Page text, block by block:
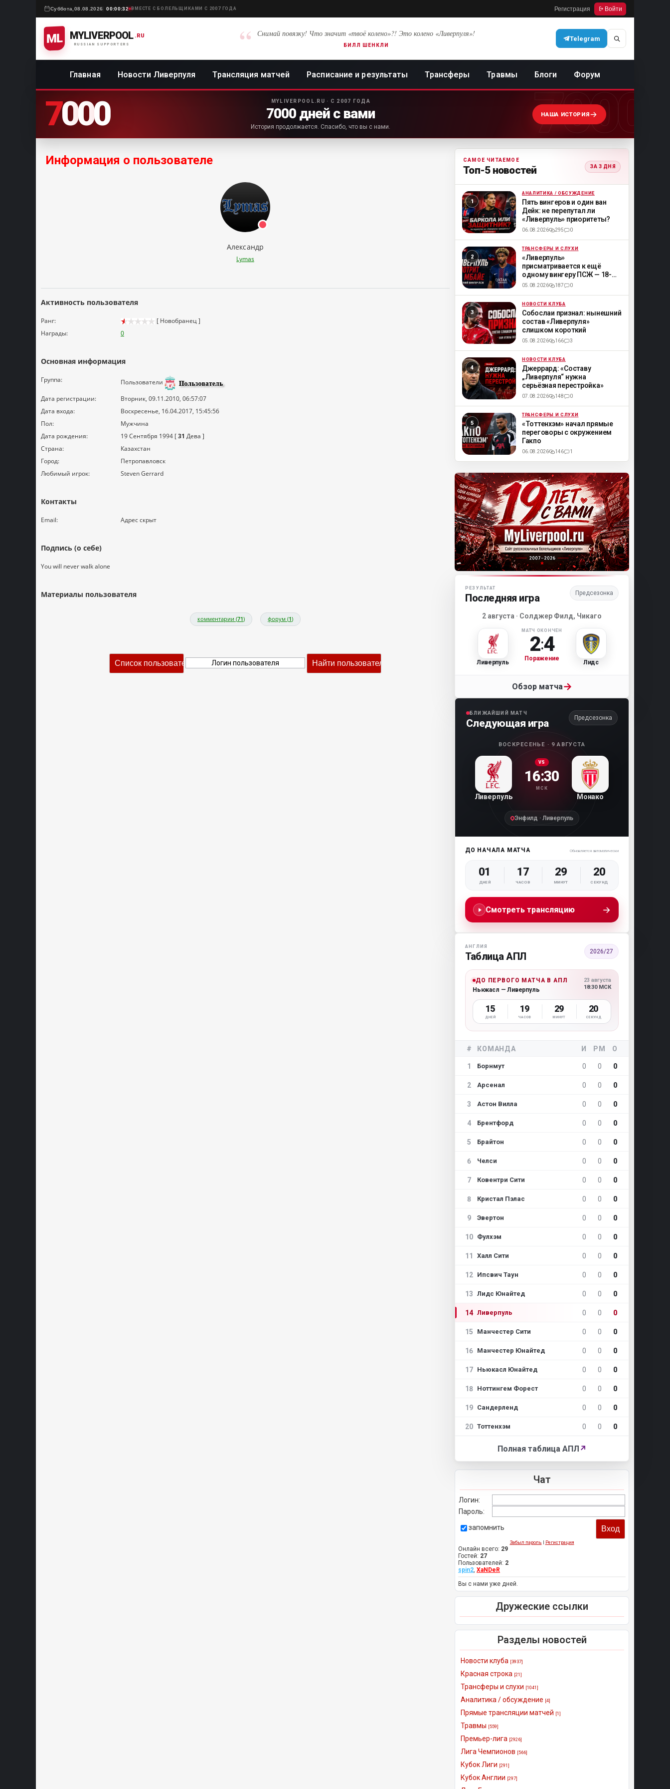
Суббота, 08.08.2026 00:00:32 ВМЕСТЕ С БОЛЕЛЬЩИКАМИ С 2007 ГОДА Регистрация Войти
ML MYLIVERPOOL
RUSSIAN SUPPORTERS
.RU “ Снимай повязку! Что значит «твоё колено»?! Это колено «Ливерпуля»!
БИЛЛ ШЕНКЛИ
Telegram
Главная Новости Ливерпуля Трансляция матчей Расписание и результаты Трансферы Травмы Блоги Форум
7000
7000 MYLIVERPOOL.RU · С 2007 ГОДА
7000 дней с вами
История продолжается. Спасибо, что вы с нами.
НАША ИСТОРИЯ
Информация о пользователе
Александр
Lymas
Активность пользователя
Ранг:
[ Новобранец ]
Награды:
0
Основная информация
Группа:
Пользователи
Дата регистрации:
Вторник, 09.11.2010, 06:57:07
Дата входа:
Воскресенье, 16.04.2017, 15:45:56
Пол:
Мужчина
Дата рождения:
19 Сентября 1994 [31 Дева ]
Страна:
Казахстан
Город:
Петропавловск
Любимый игрок:
Steven Gerrard
Контакты
Email: Адрес скрыт
Подпись (о себе)
You will never walk alone
Материалы пользователя
комментарии (71) форум (1)
САМОЕ ЧИТАЕМОЕ
Топ-5 новостей ЗА 3 ДНЯ
ML АНАЛИТИКА / ОБСУЖДЕНИЕ
Пять вингеров и один ван
Дейк: не перепутал ли
«Ливерпуль» приоритеты?
06.08.2026 295 0
ML ТРАНСФЕРЫ И СЛУХИ
«Ливерпуль»
присматривается к ещё
одному вингеру ПСЖ — 18-
летнему Мбайе
05.08.2026 187 0
ML НОВОСТИ КЛУБА
Собослаи признал: нынешний
состав «Ливерпуля»
слишком короткий
05.08.2026 166 3
ML НОВОСТИ КЛУБА
Джеррард: «Составу
„Ливерпуля“ нужна
серьёзная перестройка»
07.08.2026 148 0
ML ТРАНСФЕРЫ И СЛУХИ
«Тоттенхэм» начал прямые
переговоры с окружением
Гакпо
06.08.2026 146 1
Матч-центр «Ливерпуля»
РЕЗУЛЬТАТ
Последняя игра Предсезонка
2 августа · Солджер Филд, Чикаго
Ливерпуль
МАТЧ ОКОНЧЕН
2:4
Поражение
Лидс
Обзор матча→
БЛИЖАЙШИЙ МАТЧ
Следующая игра Предсезонка
ВОСКРЕСЕНЬЕ · 9 АВГУСТА
Ливерпуль
VS
16:30
МСК
Монако
Энфилд · Ливерпуль
ДО НАЧАЛА МАТЧА Обновляется автоматически
01
ДНЕЙ
17
ЧАСОВ
29
МИНУТ
19
СЕКУНД
Смотреть трансляцию →
АНГЛИЯ
Таблица АПЛ 2026/27
ДО ПЕРВОГО МАТЧА В АПЛ
Ньюкасл — Ливерпуль
23 августа
18:30 МСК
15
ДНЕЙ
19
ЧАСОВ
29
МИНУТ
19
СЕКУНД
# КОМАНДА И РМ О
1 Борнмут 0 0 0
2 Арсенал 0 0 0
3 Астон Вилла 0 0 0
4 Брентфорд 0 0 0
5 Брайтон 0 0 0
6 Челси 0 0 0
7 Ковентри Сити 0 0 0
8 Кристал Пэлас 0 0 0
9 Эвертон 0 0 0
10 Фулхэм 0 0 0
11 Халл Сити 0 0 0
12 Ипсвич Таун 0 0 0
13 Лидс Юнайтед 0 0 0
14 Ливерпуль 0 0 0
15 Манчестер Сити 0 0 0
16 Манчестер Юнайтед 0 0 0
17 Ньюкасл Юнайтед 0 0 0
18 Ноттингем Форест 0 0 0
19 Сандерленд 0 0 0
20 Тоттенхэм 0 0 0
Полная таблица АПЛ ↗
Чат
Логин:
Пароль:
запомнить
Забыл пароль | Регистрация
Онлайн всего: 29
Гостей: 27
Пользователей: 2
spin2, XaNDeR
Вы с нами уже дней.
Дружеские ссылки
Разделы новостей
Новости клуба [3937]
Красная строка [21]
Трансферы и слухи [1041]
Аналитика / обсуждение [4]
Прямые трансляции матчей [1]
Травмы [559]
Премьер-лига [2926]
Лига Чемпионов [566]
Кубок Лиги [291]
Кубок Англии [297]